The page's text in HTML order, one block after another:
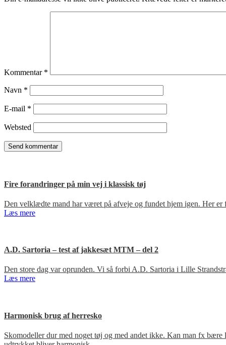
Kommentar *
Navn *
E-mail *
Websted
Fire forandringer på min vej i klassisk tøj
Den velklædte mand har været på afveje og fundet hjem igen. Her er
Læs mere
A.D. Sartoria – test af jakkesæt MTM – del 2
Den store dag var oprunden. Vi så forbi A.D. Sartoria i Lille
Læs mere
Harmonisk brug af herresko
Skomodeller dur med noget tøj og med andet ikke. Kan man fx